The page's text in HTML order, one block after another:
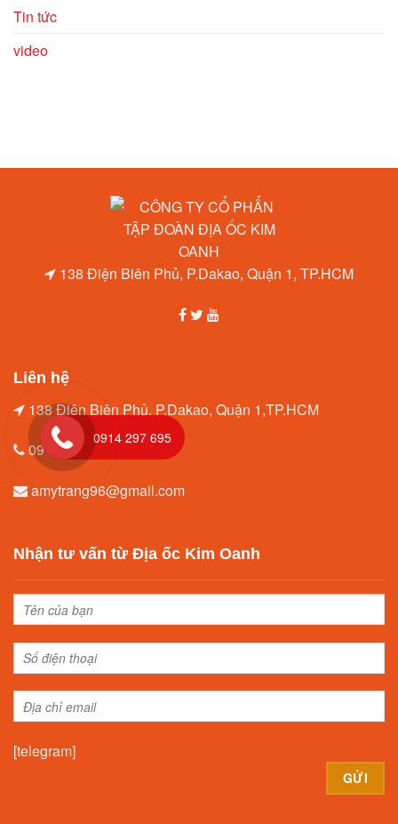
Tin tức
video
138 Điện Biên Phủ, P.Dakao, Quận 1, TP.HCM
Liên hệ
138 Điện Biên Phủ, P.Dakao, Quận 1,TP.HCM
0914.297.695
amytrang96@gmail.com
Nhận tư vấn từ Địa ốc Kim Oanh
[telegram]
0914 297 695